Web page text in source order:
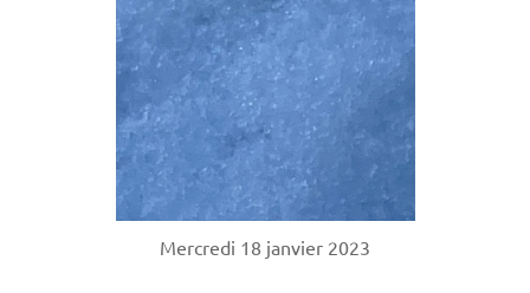
Mercredi 18 janvier 2023